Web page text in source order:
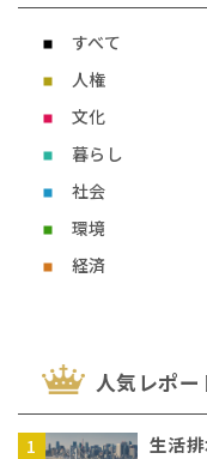
すべて
人権
文化
暮らし
社会
環境
経済
⼈気レポ
生活